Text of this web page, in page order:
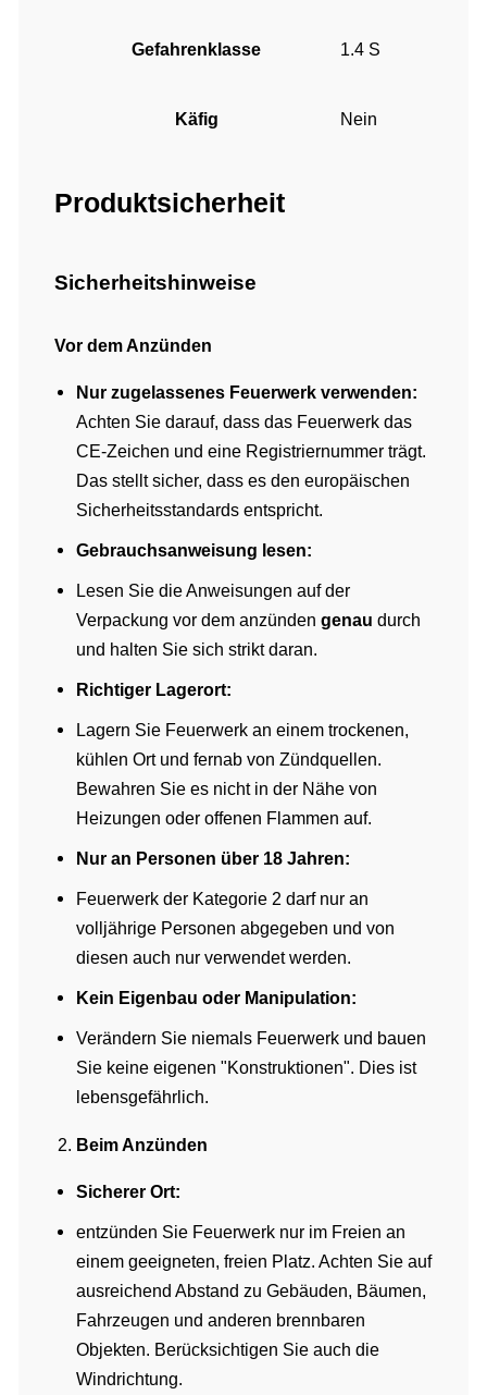
Gefahrenklasse 1.4 S
Käfig Nein
Produktsicherheit
Sicherheitshinweise
Vor dem Anzünden
Nur zugelassenes Feuerwerk verwenden:
Achten Sie darauf, dass das Feuerwerk das
CE-Zeichen und eine Registriernummer trägt.
Das stellt sicher, dass es den europäischen
Sicherheitsstandards entspricht.
Gebrauchsanweisung lesen:
Lesen Sie die Anweisungen auf der
Verpackung vor dem anzünden genau durch
und halten Sie sich strikt daran.
Richtiger Lagerort:
Lagern Sie Feuerwerk an einem trockenen,
kühlen Ort und fernab von Zündquellen.
Bewahren Sie es nicht in der Nähe von
Heizungen oder offenen Flammen auf.
Nur an Personen über 18 Jahren:
Feuerwerk der Kategorie 2 darf nur an
volljährige Personen abgegeben und von
diesen auch nur verwendet werden.
Kein Eigenbau oder Manipulation:
Verändern Sie niemals Feuerwerk und bauen
Sie keine eigenen "Konstruktionen". Dies ist
lebensgefährlich.
Beim Anzünden
Sicherer Ort:
entzünden Sie Feuerwerk nur im Freien an
einem geeigneten, freien Platz. Achten Sie auf
ausreichend Abstand zu Gebäuden, Bäumen,
Fahrzeugen und anderen brennbaren
Objekten. Berücksichtigen Sie auch die
Windrichtung.